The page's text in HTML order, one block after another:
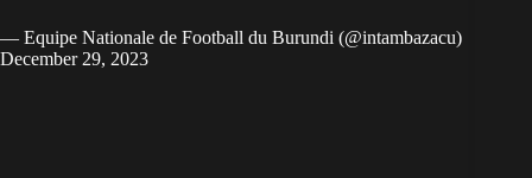
— Equipe Nationale de Football du Burundi (@intambazacu)
December 29, 2023